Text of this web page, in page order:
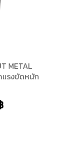
METAL
แรงขัดหนัก